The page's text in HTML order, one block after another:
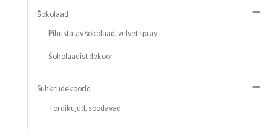
Šokolaad
Pihustatav šokolaad, velvet spray
Šokolaadist dekoor
Suhkrudekoorid
Tordikujud, söödavad